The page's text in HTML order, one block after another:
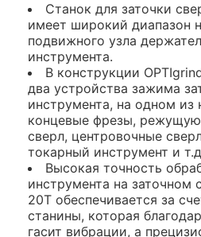
Станок для заточки
имеет широкий диапазон
подвижного узла
инструмента.
В конструкции
два устройства зажима
инструмента, на одном из
концевые фрезы,
сверл, центровочные
токарный инструмент и
Высокая точность
инструмента на заточном
20T обеспечивается за
станины, которая
гасит вибрации, а